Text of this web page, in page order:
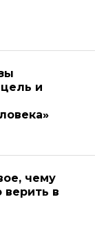
и
чему
верить в